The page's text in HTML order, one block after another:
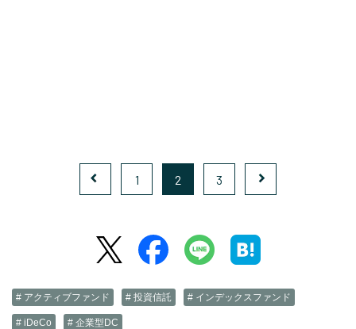
1 2 3
# アクティブファンド # 投資信託 # インデックスファンド
# iDeCo # 企業型DC